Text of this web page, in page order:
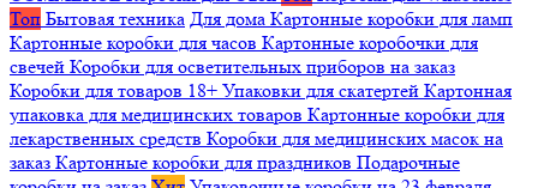
Топ Бытовая техника Для дома Картонные коробки для ламп
Картонные коробки для часов Картонные коробочки для
свечей Коробки для осветительных приборов на заказ
Коробки для товаров 18+ Упаковки для скатертей Картонная
упаковка для медицинских товаров Картонные коробки для
лекарственных средств Коробки для медицинских масок на
заказ Картонные коробки для праздников Подарочные